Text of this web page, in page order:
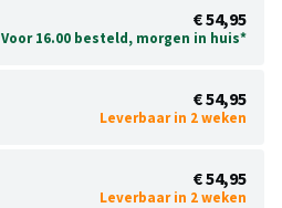
€ 54,95
Voor 16.00 besteld, morgen in huis*
€ 54,95
Leverbaar in 2 weken
€ 54,95
Leverbaar in 2 weken